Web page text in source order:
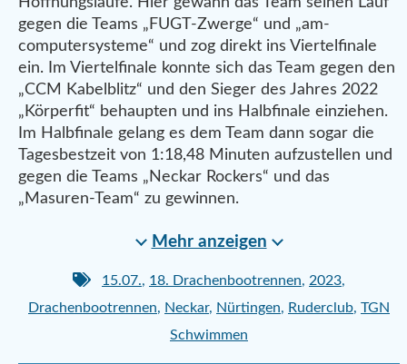
gegen die Teams „FUGT-Zwerge“ und „am-
computersysteme“ und zog direkt ins Viertelfinale
ein. Im Viertelfinale konnte sich das Team gegen den
„CCM Kabelblitz“ und den Sieger des Jahres 2022
„Körperfit“ behaupten und ins Halbfinale einziehen.
Im Halbfinale gelang es dem Team dann sogar die
Tagesbestzeit von 1:18,48 Minuten aufzustellen und
gegen die Teams „Neckar Rockers“ und das
„Masuren-Team“ zu gewinnen.
Mehr anzeigen
15.07., 18. Drachenbootrennen, 2023,
Drachenbootrennen, Neckar, Nürtingen, Ruderclub, TGN
Schwimmen